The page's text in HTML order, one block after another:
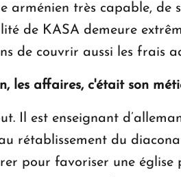
arménien très capable, de
de KASA demeure
de couvrir aussi les frais
les affaires, c'était son
Il est enseignant
rétablissement du
pour favoriser une